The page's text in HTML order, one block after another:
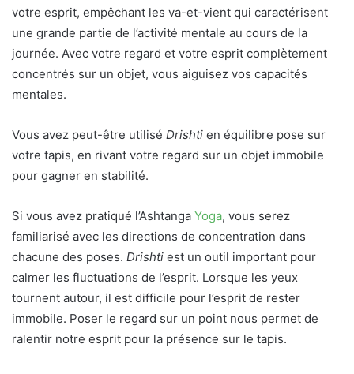
votre esprit, empêchant les va-et-vient qui caractérisent
une grande partie de l’activité mentale au cours de la
journée. Avec votre regard et votre esprit complètement
concentrés sur un objet, vous aiguisez vos capacités
mentales.
Vous avez peut-être utilisé Drishti en équilibre pose sur
votre tapis, en rivant votre regard sur un objet immobile
pour gagner en stabilité.
Si vous avez pratiqué l’Ashtanga Yoga, vous serez
familiarisé avec les directions de concentration dans
chacune des poses. Drishti est un outil important pour
calmer les fluctuations de l’esprit. Lorsque les yeux
tournent autour, il est difficile pour l’esprit de rester
immobile. Poser le regard sur un point nous permet de
ralentir notre esprit pour la présence sur le tapis.